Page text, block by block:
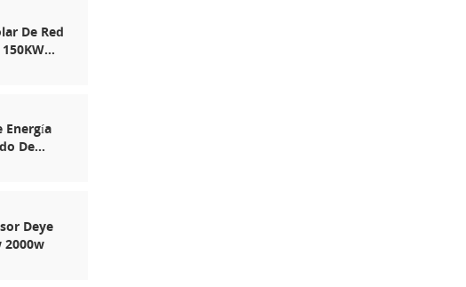
De Red
Energía
De
Deye
2000w